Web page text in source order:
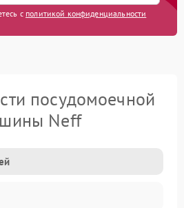
с политикой конфиденциальности
посудомоечной
Neff